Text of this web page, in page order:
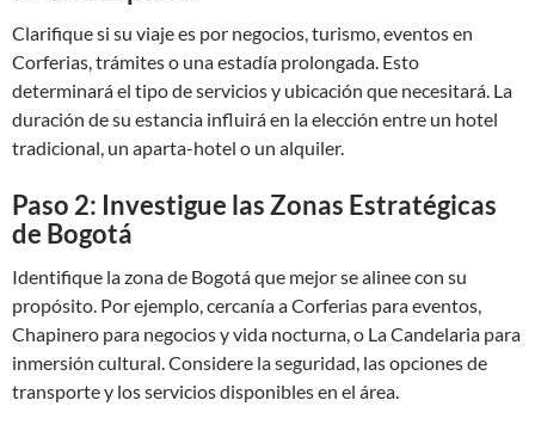
Clarifique si su viaje es por negocios, turismo, eventos en
Corferias, trámites o una estadía prolongada. Esto
determinará el tipo de servicios y ubicación que necesitará. La
duración de su estancia influirá en la elección entre un hotel
tradicional, un aparta-hotel o un alquiler.
Paso 2: Investigue las Zonas Estratégicas
de Bogotá
Identifique la zona de Bogotá que mejor se alinee con su
propósito. Por ejemplo, cercanía a Corferias para eventos,
Chapinero para negocios y vida nocturna, o La Candelaria para
inmersión cultural. Considere la seguridad, las opciones de
transporte y los servicios disponibles en el área.